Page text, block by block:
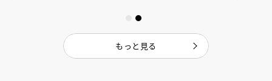
もっと見る